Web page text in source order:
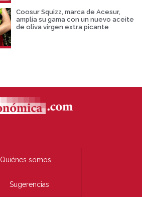
Coosur Squizz, marca de Acesur,
amplia su gama con un nuevo aceite
de oliva virgen extra picante
Quiénes somos
Sugerencias